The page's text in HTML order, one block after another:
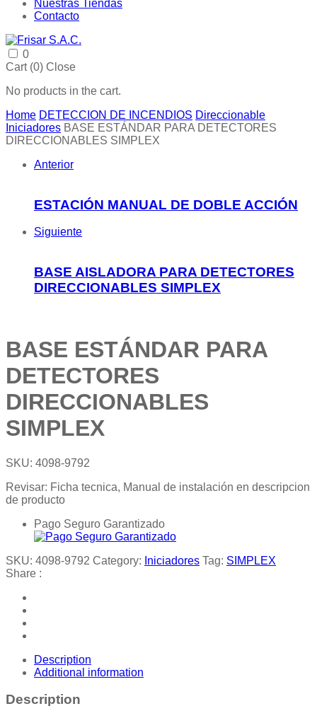
Nuestras Tiendas
Contacto
0
Cart (0) Close
No products in the cart.
Home DETECCION DE INCENDIOS Direccionable
Iniciadores BASE ESTÁNDAR PARA DETECTORES
DIRECCIONABLES SIMPLEX
Anterior
ESTACIÓN MANUAL DE DOBLE ACCIÓN
Siguiente
BASE AISLADORA PARA DETECTORES
DIRECCIONABLES SIMPLEX
BASE ESTÁNDAR PARA
DETECTORES
DIRECCIONABLES
SIMPLEX
SKU: 4098-9792
Revisar: Ficha tecnica, Manual de instalación en descripcion
de producto
Pago Seguro Garantizado
SKU: 4098-9792 Category: Iniciadores Tag: SIMPLEX
Share :
Description
Additional information
Description